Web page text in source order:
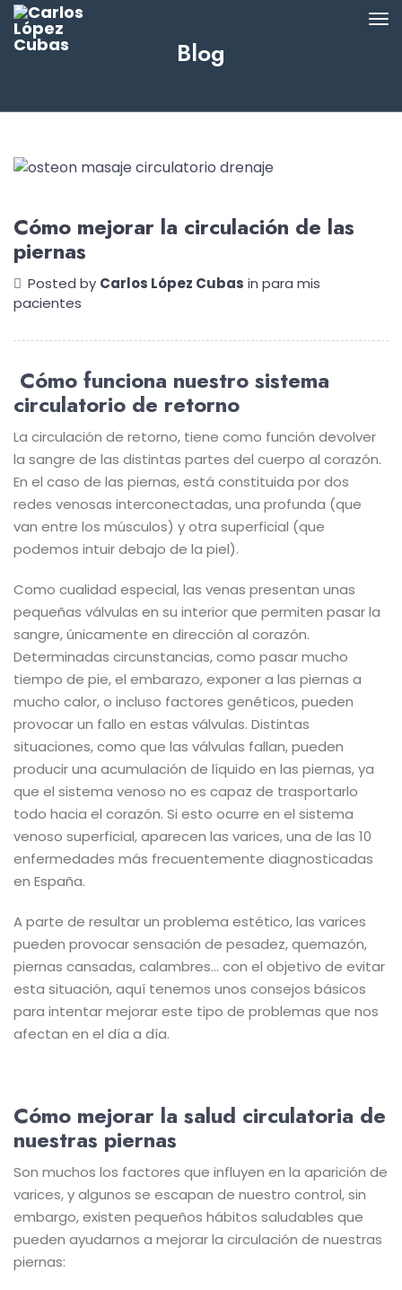
Blog
Cómo mejorar la circulación de las
piernas
Posted by Carlos López Cubas in para mis
pacientes
Cómo funciona nuestro sistema
circulatorio de retorno
La circulación de retorno, tiene como función devolver
la sangre de las distintas partes del cuerpo al corazón.
En el caso de las piernas, está constituida por dos
redes venosas interconectadas, una profunda (que
van entre los músculos) y otra superficial (que
podemos intuir debajo de la piel).
Como cualidad especial, las venas presentan unas
pequeñas válvulas en su interior que permiten pasar la
sangre, únicamente en dirección al corazón.
Determinadas circunstancias, como pasar mucho
tiempo de pie, el embarazo, exponer a las piernas a
mucho calor, o incluso factores genéticos, pueden
provocar un fallo en estas válvulas. Distintas
situaciones, como que las válvulas fallan, pueden
producir una acumulación de líquido en las piernas, ya
que el sistema venoso no es capaz de trasportarlo
todo hacia el corazón. Si esto ocurre en el sistema
venoso superficial, aparecen las varices, una de las 10
enfermedades más frecuentemente diagnosticadas
en España.
A parte de resultar un problema estético, las varices
pueden provocar sensación de pesadez, quemazón,
piernas cansadas, calambres… con el objetivo de evitar
esta situación, aquí tenemos unos consejos básicos
para intentar mejorar este tipo de problemas que nos
afectan en el día a día.
Cómo mejorar la salud circulatoria de
nuestras piernas
Son muchos los factores que influyen en la aparición de
varices, y algunos se escapan de nuestro control, sin
embargo, existen pequeños hábitos saludables que
pueden ayudarnos a mejorar la circulación de nuestras
piernas: